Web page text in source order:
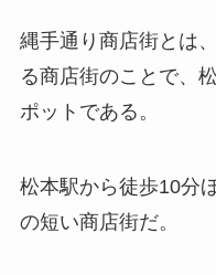
縄手通り商店街とは
る商店街のことで、
ポットである。
松本駅から徒歩10分
の短い商店街だ。